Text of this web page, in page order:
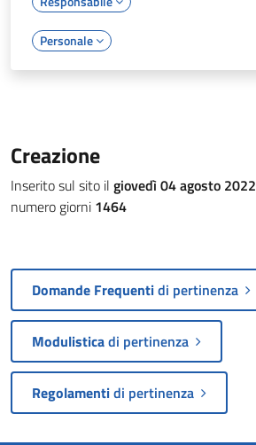
Personale
Creazione
Inserito sul sito il giovedì 04 agosto 2022
numero giorni 1464
Domande Frequentidi pertinenza
Modulisticadi pertinenza
Regolamentidi pertinenza